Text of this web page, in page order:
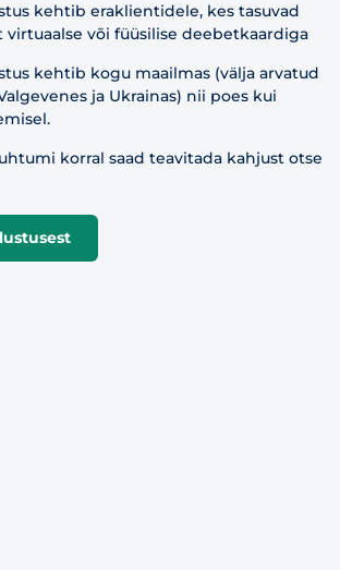
kehtib eraklientidele, kes tasuvad
virtuaalse või füüsilise deebetkaardiga
kehtib kogu maailmas (välja arvatud
ja Ukrainas) nii poes kui
korral saad teavitada kahjust otse